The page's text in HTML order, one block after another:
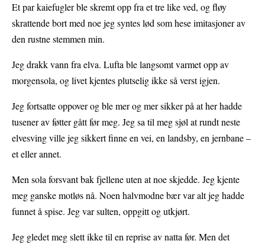
Et par kaiefugler ble skremt opp fra et tre like ved, og fløy
skrattende bort med noe jeg syntes lød som hese imitasjoner av
den rustne stemmen min.
Jeg drakk vann fra elva. Lufta ble langsomt varmet opp av
morgensola, og livet kjentes plutselig ikke så verst igjen.
Jeg fortsatte oppover og ble mer og mer sikker på at her hadde
tusener av føtter gått før meg. Jeg sa til meg sjøl at rundt neste
elvesving ville jeg sikkert finne en vei, en landsby, en jernbane –
et eller annet.
Men sola forsvant bak fjellene uten at noe skjedde. Jeg kjente
meg ganske motløs nå. Noen halvmodne bær var alt jeg hadde
funnet å spise. Jeg var sulten, oppgitt og utkjørt.
Jeg gledet meg slett ikke til en reprise av natta før. Men det